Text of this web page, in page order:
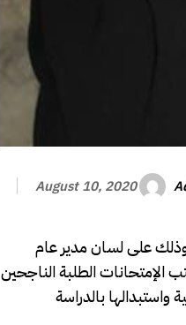
August 10, 2020
القرن الأفريقي / أعلن مكتب الإمتحانات القومي نتائج الإمتحان الشهادي للعام الدراسي 2019- 2020 وذلك على لسان مدير عام
الإمتحانات الطلبة الناجحين
بالدراسة